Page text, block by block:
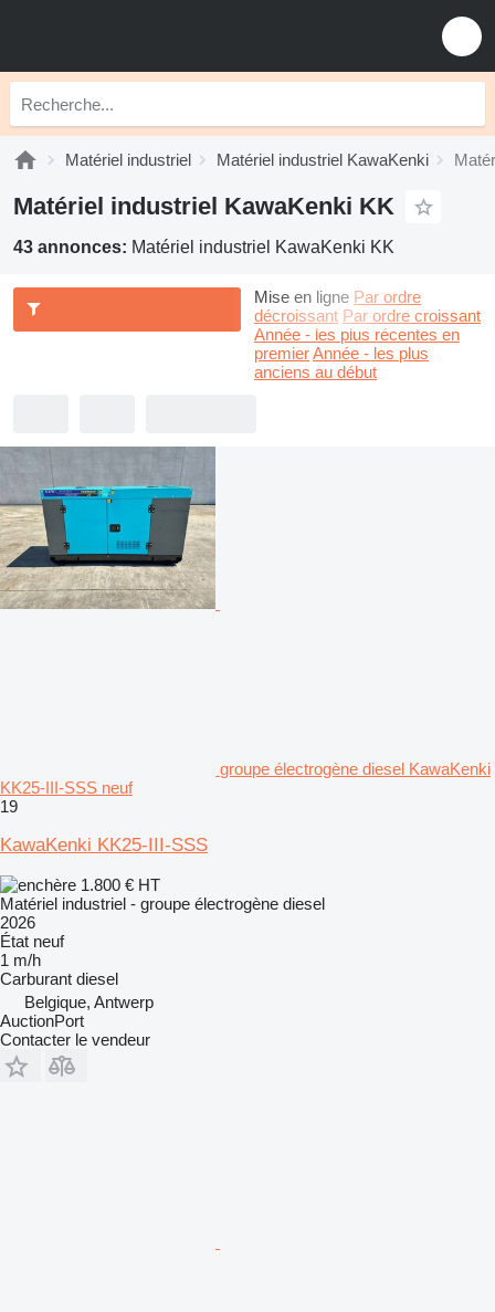
Matériel industriel Matériel industriel KawaKenki
Matériel industriel KawaKenki KK
43 annonces: Matériel industriel KawaKenki KK
Mise en ligne Par ordre
décroissant Par ordre croissant
Année - les plus récentes en
premierAnnée - les plus
anciens au début
groupe électrogène diesel KawaKenki
KK25-III-SSS neuf
19
KawaKenki KK25-III-SSS
1.800 € HT
Matériel industriel - groupe électrogène diesel
2026
État neuf
1 m/h
Carburant diesel
Belgique, Antwerp
AuctionPort
Contacter le vendeur